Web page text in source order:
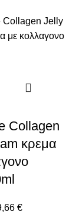
Collagen
κρεμα
€